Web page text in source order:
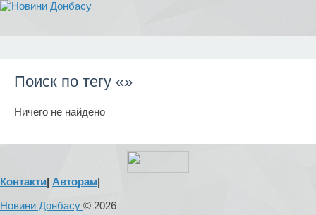
Поиск по тегу «»
Ничего не найдено
Контакти| Авторам|
Новини Донбасу © 2026